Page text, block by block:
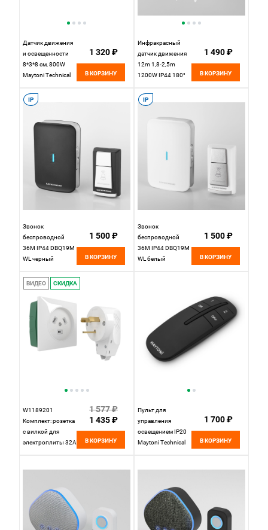
Датчик движения
и освещенности
8*3*8 см, 800W
Maytoni Technical
1 320 ₽
В КОРЗИНУ
Инфракрасный
датчик движения
12m 1,8-2,5m
1200W IP44 180°
Elektrostandard
1 490 ₽
В КОРЗИНУ
IP
Звонок
беспроводной
36M IP44 DBQ19M
WL черный
1 500 ₽
В КОРЗИНУ
IP
Звонок
беспроводной
36М IP44 DBQ19M
WL белый
1 500 ₽
В КОРЗИНУ
ВИДЕО СКИДКА
W1189201
Комплект: розетка
с вилкой для
электроплиты 32А
1 577 ₽
1 435 ₽
В КОРЗИНУ
Пульт для
управления
освещением IP20
Maytoni Technical
1 700 ₽
В КОРЗИНУ